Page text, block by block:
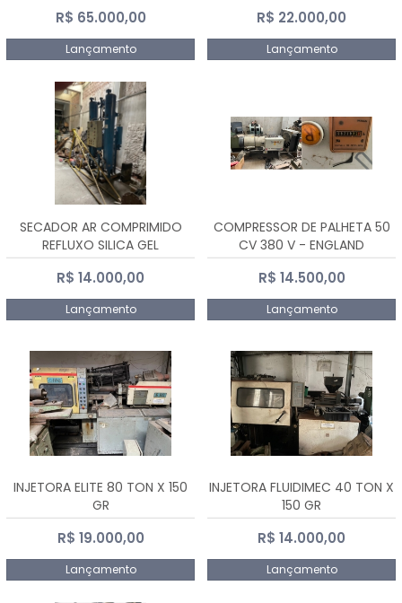
R$ 65.000,00
Lançamento
R$ 22.000,00
Lançamento
SECADOR AR COMPRIMIDO
REFLUXO SILICA GEL
R$ 14.000,00
Lançamento
COMPRESSOR DE PALHETA 50
CV 380 V - ENGLAND
R$ 14.500,00
Lançamento
INJETORA ELITE 80 TON X 150
GR
R$ 19.000,00
Lançamento
INJETORA FLUIDIMEC 40 TON X
150 GR
R$ 14.000,00
Lançamento